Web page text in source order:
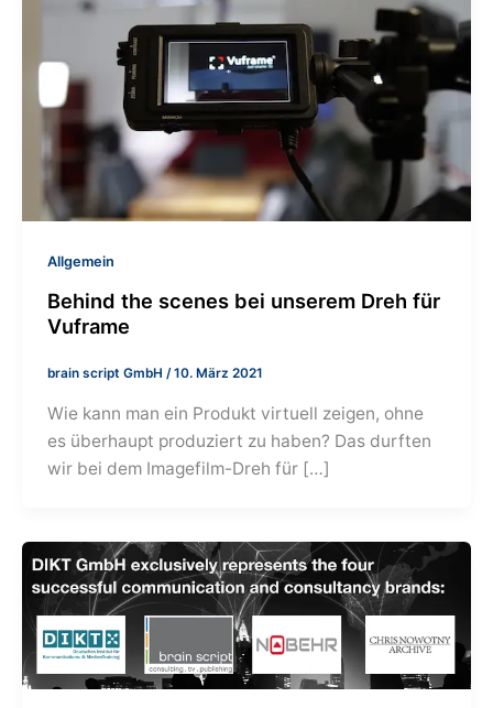
Allgemein
Behind the scenes bei unserem Dreh für
Vuframe
brain script GmbH/10. März 2021
Wie kann man ein Produkt virtuell zeigen, ohne
es überhaupt produziert zu haben? Das durften
wir bei dem Imagefilm-Dreh für […]